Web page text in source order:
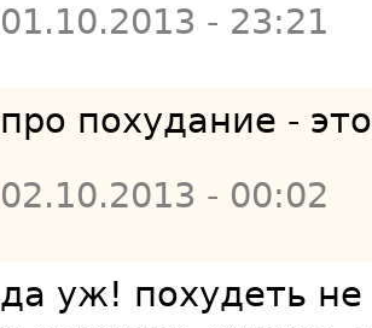
01.10.2013 - 23:21
про похудание -
02.10.2013 - 00:02
да уж! похудеть не